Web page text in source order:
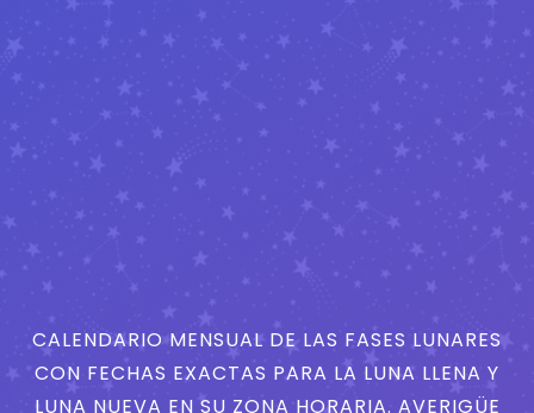
CALENDARIO MENSUAL DE LAS FASES LUNARES
CON FECHAS EXACTAS PARA LA LUNA LLENA Y
LUNA NUEVA EN SU ZONA HORARIA. AVERIGÜE